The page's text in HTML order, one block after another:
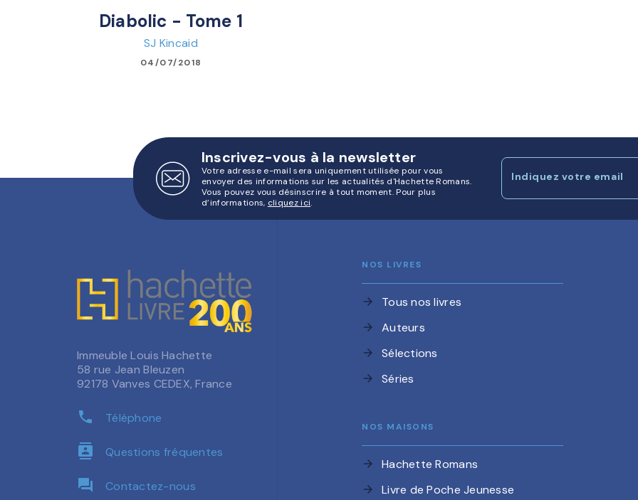
Diabolic - Tome 1
SJ Kincaid
04/07/2018
Inscrivez-vous à la newsletter
Votre adresse e-mail sera uniquement utilisée pour vous
envoyer des informations sur les actualités d'Hachette Romans.
Vous pouvez vous désinscrire à tout moment. Pour plus
d’informations, cliquez ici.
Indiquez votre email
Immeuble Louis Hachette
58 rue Jean Bleuzen
92178 Vanves CEDEX, France
phone Téléphone
contacts Questions fréquentes
question_answer Contactez-nous
NOS LIVRES
arrow_forward Tous nos livres
arrow_forward Auteurs
arrow_forward Sélections
arrow_forward Séries
NOS MAISONS
arrow_forward Hachette Romans
arrow_forward Livre de Poche Jeunesse